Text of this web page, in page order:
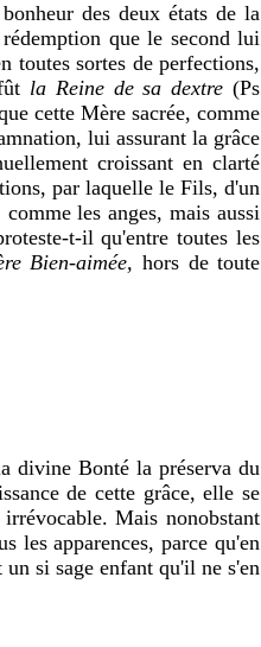
des deux états de la
que le second lui
sortes de perfections,
la Reine de sa dextre (Ps
cette Mère sacrée, comme
lui assurant la grâce
croissant en clarté
par laquelle le Fils, d'un
les anges, mais aussi
qu'entre toutes les
Bien‑aimée, hors de toute
divine Bonté la préserva du
de cette grâce, elle se
Mais nonobstant
les apparences, parce qu'en
si sage enfant qu'il ne s'en